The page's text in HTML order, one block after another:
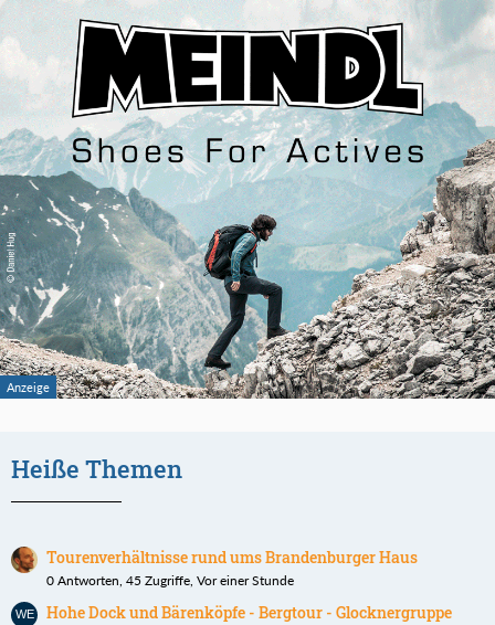
Heiße Themen
Tourenverhältnisse rund ums Brandenburger Haus
0 Antworten, 45 Zugriffe, Vor einer Stunde
Hohe Dock und Bärenköpfe - Bergtour - Glocknergruppe